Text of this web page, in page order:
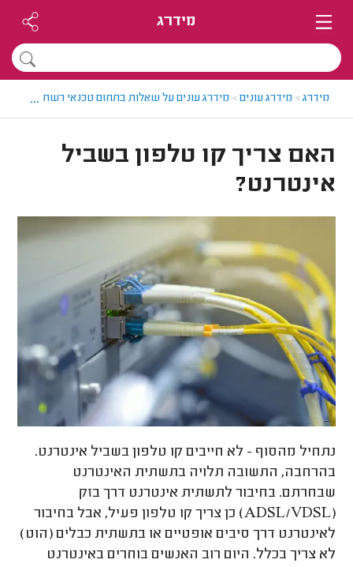
מידרג
מידרג> מידרג עונים> מידרג עונים על שאלות בתחום טכנאי רשתות...
האם צריך קו טלפון בשביל
אינטרנט?
נתחיל מהסוף - לא חייבים קו טלפון בשביל אינטרנט.
בהרחבה, התשובה תלויה בתשתית האינטרנט
שבחרתם. בחיבור לתשתית אינטרנט דרך בזק
(ADSL/VDSL) כן צריך קו טלפון פעיל, אבל בחיבור
לאינטרנט דרך סיבים אופטיים או בתשתית כבלים (הוט)
לא צריך בכלל. היום רוב האנשים בוחרים באינטרנט